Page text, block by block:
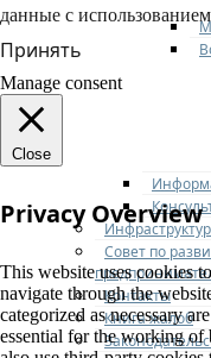
Совет по
Контакты
Книга жалоб
данные с
Принять
Manage consent
Close
Privacy Overview
This website uses cookies
navigate through the
categorized as necessary
essential for the working of